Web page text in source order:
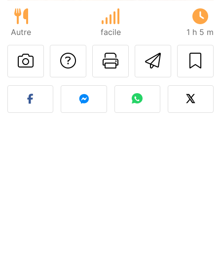
Autre facile 1 h 5 m
Imprimer
Poser une
Publier votre photo de